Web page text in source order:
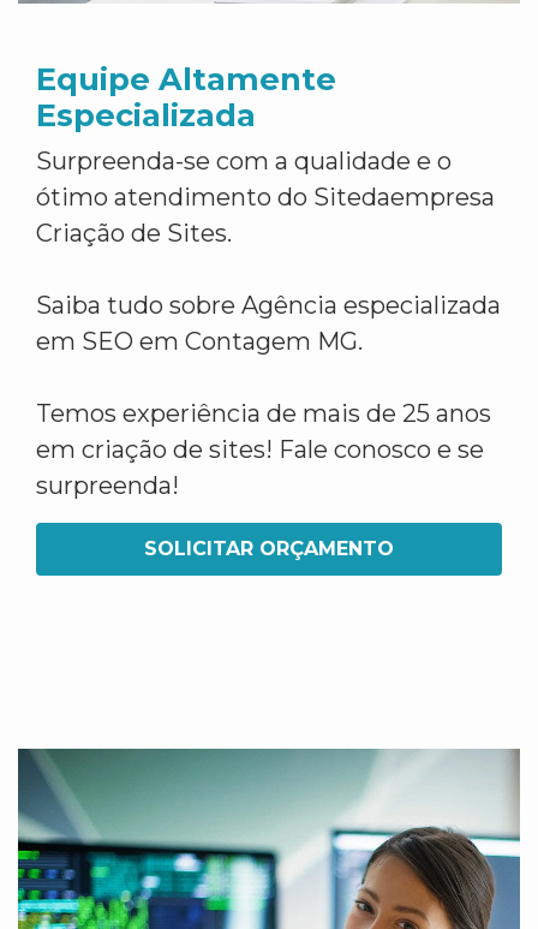
Equipe Altamente
Especializada
Surpreenda-se com a qualidade e o
ótimo atendimento do Sitedaempresa
Criação de Sites.
Saiba tudo sobre Agência especializada
em SEO em Contagem MG.
Temos experiência de mais de 25 anos
em criação de sites! Fale conosco e se
surpreenda!
SOLICITAR ORÇAMENTO